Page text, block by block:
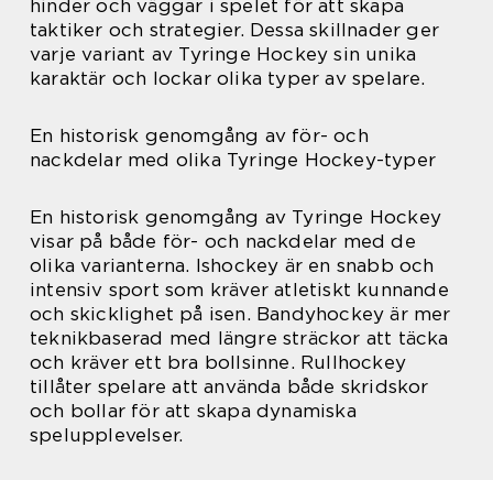
hinder och väggar i spelet för att skapa
taktiker och strategier. Dessa skillnader ger
varje variant av Tyringe Hockey sin unika
karaktär och lockar olika typer av spelare.
En historisk genomgång av för- och
nackdelar med olika Tyringe Hockey-typer
En historisk genomgång av Tyringe Hockey
visar på både för- och nackdelar med de
olika varianterna. Ishockey är en snabb och
intensiv sport som kräver atletiskt kunnande
och skicklighet på isen. Bandyhockey är mer
teknikbaserad med längre sträckor att täcka
och kräver ett bra bollsinne. Rullhockey
tillåter spelare att använda både skridskor
och bollar för att skapa dynamiska
spelupplevelser.